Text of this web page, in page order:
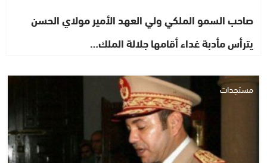
صاحب السمو الملكي ولي العهد الأمير مولاي الحسن
يترأس مأدبة غداء أقامها جلالة الملك…
مستجدات